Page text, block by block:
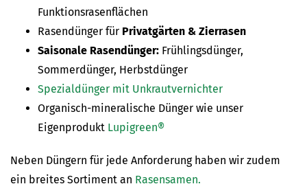
Funktionsrasenflächen
Rasendünger für Privatgärten & Zierrasen
Saisonale Rasendünger: Frühlingsdünger,
Sommerdünger, Herbstdünger
Spezialdünger mit Unkrautvernichter
Organisch-mineralische Dünger wie unser
Eigenprodukt Lupigreen®
Neben Düngern für jede Anforderung haben wir zudem
ein breites Sortiment an Rasensamen.